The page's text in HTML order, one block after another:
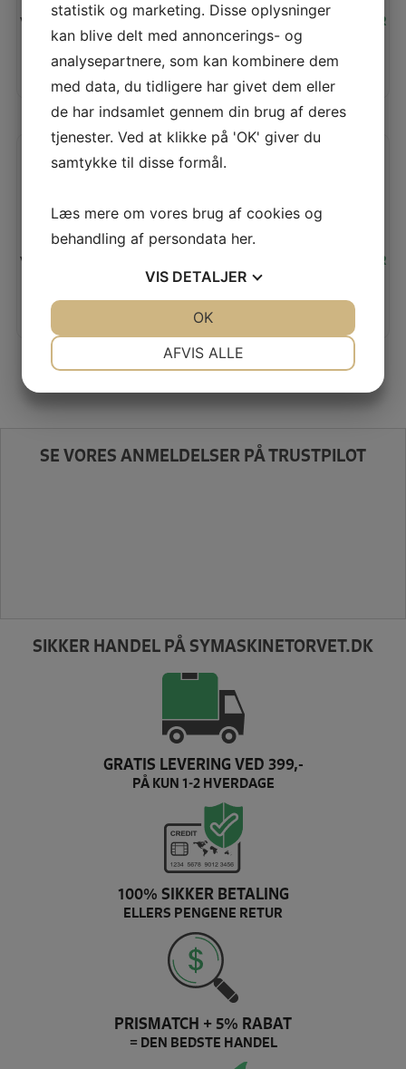
LÆS MERE
Vores pris: KR
TILFØJ TIL KURV
FIBRE MOOD 35
Vores pris: KR
TILFØJ TIL KURV
Vis flere produkter
SE VORES ANMELDELSER PÅ TRUSTPILOT
SIKKER HANDEL PÅ SYMASKINETORVET.DK
GRATIS LEVERING VED 399,-
PÅ KUN 1-2 HVERDAGE
100% SIKKER BETALING
ELLERS PENGENE RETUR
PRISMATCH + 5% RABAT
= DEN BEDSTE HANDEL
statistik og marketing. Disse oplysninger
kan blive delt med annoncerings- og
analysepartnere, som kan kombinere dem
med data, du tidligere har givet dem eller
de har indsamlet gennem din brug af deres
tjenester. Ved at klikke på 'OK' giver du
samtykke til disse formål.
Læs mere om vores brug af cookies og
behandling af persondata her.
VIS DETALJER
AFVIS ALLE
OK